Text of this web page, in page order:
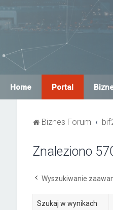
Home Portal
Biznes Forum
Znaleziono
Wyszukiwanie